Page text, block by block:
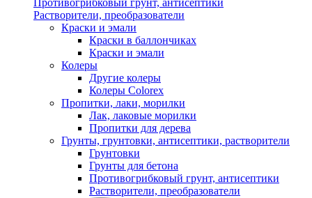
Противогрибковый грунт, антисептики
Растворители, преобразователи
Краски и эмали
Краски в баллончиках
Краски и эмали
Колеры
Другие колеры
Колеры Colorex
Пропитки, лаки, морилки
Лак, лаковые морилки
Пропитки для дерева
Грунты, грунтовки, антисептики, растворители
Грунтовки
Грунты для бетона
Противогрибковый грунт, антисептики
Растворители, преобразователи